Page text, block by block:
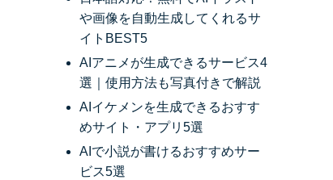
や画像を自動生成してくれるサ
イトBEST5
AIアニメが生成できるサービス4
選｜使用方法も写真付きで解説
AIイケメンを生成できるおすす
めサイト・アプリ5選
AIで小説が書けるおすすめサー
ビス5選